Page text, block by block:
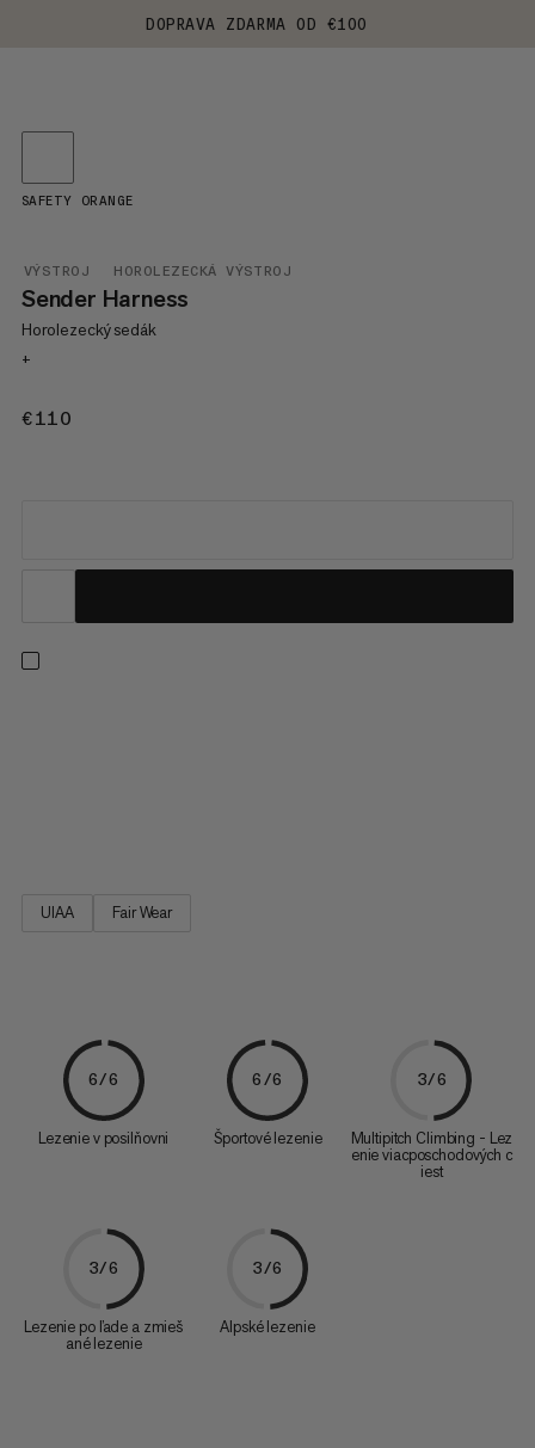
DOPRAVA ZDARMA OD €100
VÝSTROJ HOROLEZECKÁ VÝSTROJ
Sender Harness
Horolezecký sedák
+
€110
SAFETY ORANGE
UIAA Fair Wear
6/6
Lezenie v posilňovni
6/6
Športové lezenie
3/6
Multipitch Climbing - Lez
enie viacposchodových c
iest
3/6
Lezenie po ľade a zmieš
ané lezenie
3/6
Alpské lezenie